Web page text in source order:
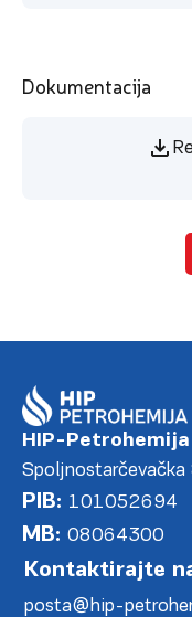
Dokumentacija
HIP-
PIB: 101052694
MB: 08064300
Kontaktirajte
posta@hip-